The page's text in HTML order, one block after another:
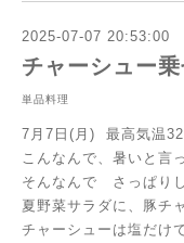
2025-07-07 20:53:00
チャーシュー
単品料理
7月7日(月) 最高気温
こんなんで、暑いと言
そんなんで さっぱり
夏野菜サラダに、豚チ
チャーシューは塩だけ